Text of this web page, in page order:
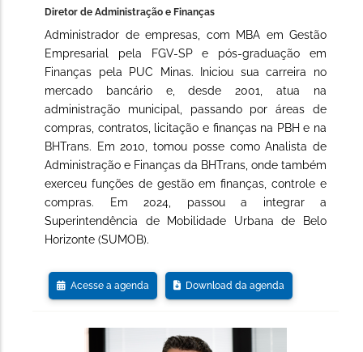
Diretor de Administração e Finanças
Administrador de empresas, com MBA em Gestão
Empresarial pela FGV-SP e pós-graduação em
Finanças pela PUC Minas. Iniciou sua carreira no
mercado bancário e, desde 2001, atua na
administração municipal, passando por áreas de
compras, contratos, licitação e finanças na PBH e na
BHTrans. Em 2010, tomou posse como Analista de
Administração e Finanças da BHTrans, onde também
exerceu funções de gestão em finanças, controle e
compras. Em 2024, passou a integrar a
Superintendência de Mobilidade Urbana de Belo
Horizonte (SUMOB).
Acesse a agenda Download da agenda